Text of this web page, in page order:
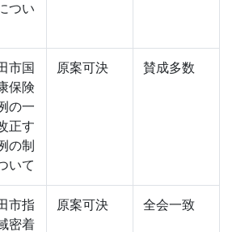
つい
市国
保険
の一
正す
の制
いて
原案可決 賛成多数
市指
密着
原案可決 全会一致